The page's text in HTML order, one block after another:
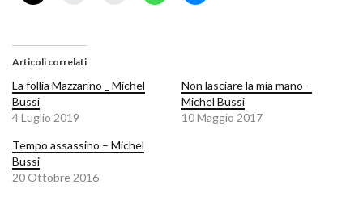
Articoli correlati
La follia Mazzarino _ Michel
Bussi
4 Luglio 2019
Non lasciare la mia mano –
Michel Bussi
10 Maggio 2017
Tempo assassino – Michel
Bussi
20 Ottobre 2016